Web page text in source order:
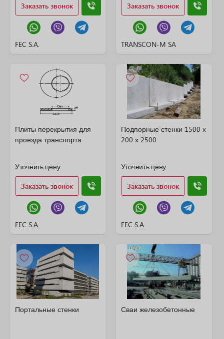
Заказать звонок
FEC S.A.
Заказать звонок
TRANSCON-M SA
Плиты перекрытия для
проезда транспорта
Уточнить цену
Заказать звонок
FEC S.A.
Подпорные стенки 1500 х
200 х 2500
Уточнить цену
Заказать звонок
FEC S.A.
Портальные стенки Сваи железобетонные